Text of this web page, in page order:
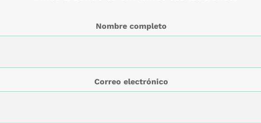
Nombre completo
Correo electrónico